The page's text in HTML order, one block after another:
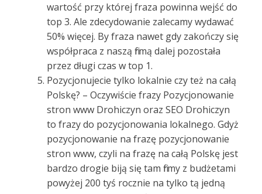
wartość przy której fraza powinna wejść do
top 3. Ale zdecydowanie zalecamy wydawać
50% więcej. By fraza nawet gdy zakończy się
współpraca z naszą firmą dalej pozostała
przez długi czas w top 1.
Pozycjonujecie tylko lokalnie czy też na całą
Polskę? – Oczywiście frazy Pozycjonowanie
stron www Drohiczyn oraz SEO Drohiczyn
to frazy do pozycjonowania lokalnego. Gdyż
pozycjonowanie na frazę pozycjonowanie
stron www, czyli na frazę na całą Polskę jest
bardzo drogie biją się tam firmy z budżetami
powyżej 200 tyś rocznie na tylko tą jedną